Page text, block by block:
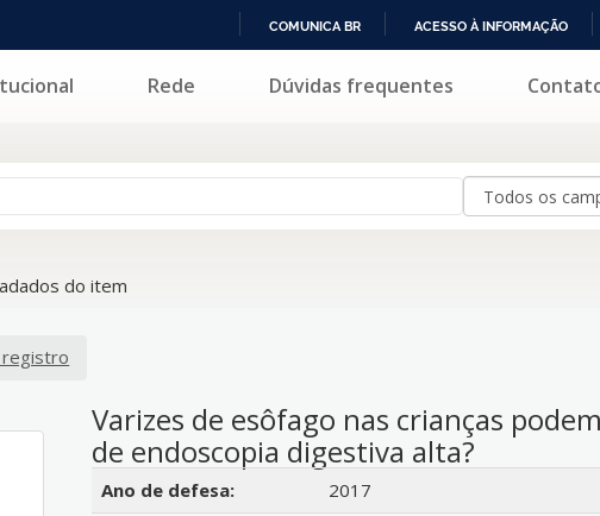
PARA
COMUNICA BR ACESSO À INFORMAÇÃO
Rede Dúvidas frequentes
do item
Varizes de esôfago nas crianças
de endoscopia digestiva alta?
Detalhes bibliográficos
Ano de defesa:
2017